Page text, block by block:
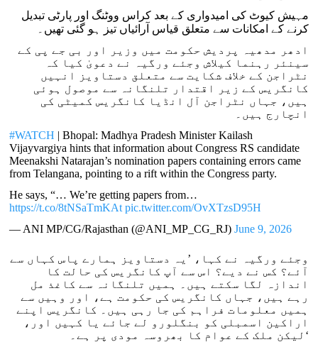
مہیش کیوٹ کی امیدواری کے بعد کراس ووٹنگ اور پارٹی تبدیل
کرنے کے امکانات سے متعلق قیاس آرائیاں تیز ہو گئی تھیں۔
ادھر مدھیہ پردیش حکومت میں وزیر اور بی جے پی کے
سینئر رہنما کیلاش وجئے ورگیہ نے دعویٰ کیا کہ
نٹراجن کے خلاف شکایت سے متعلق دستاویز انہیں
کانگریس کے زیر اقتدار تلنگانہ سے موصول ہوئی
ہیں، جہاں نٹراجن آل انڈیا کانگریس کمیٹی کی
انچارج ہیں۔
#WATCH | Bhopal: Madhya Pradesh Minister Kailash
Vijayvargiya hints that information about Congress RS candidate
Meenakshi Natarajan’s nomination papers containing errors came
from Telangana, pointing to a rift within the Congress party.
He says, “… We’re getting papers from…
https://t.co/8tNSaTmKAt pic.twitter.com/OvXTzsD95H
— ANI MP/CG/Rajasthan (@ANI_MP_CG_RJ)June 9, 2026
وجئے ورگیہ نے کہا، ’یہ دستاویز ہمارے پاس کہاں سے
آئے؟ کس نے دیے؟ اس سے آپ کانگریس کی حالت کا
اندازہ لگا سکتے ہیں۔ ہمیں تلنگانہ سے کاغذ مل
رہے ہیں، جہاں کانگریس کی حکومت ہے، اور وہیں سے
ہمیں معلومات فراہم کی جا رہی ہیں۔ کانگریس اپنے
اراکین اسمبلی کو بنگلورو لے جائے یا کہیں اور،
لیکن ملک کے عوام کا بھروسہ مودی پر ہے۔‘